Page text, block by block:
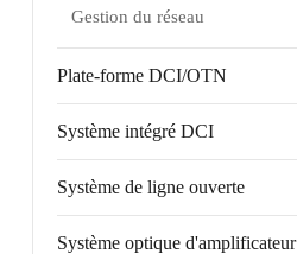
Gestion du réseau
Plate-forme DCI/OTN
Système intégré DCI
Système de ligne ouverte
Système optique d'amplificateur